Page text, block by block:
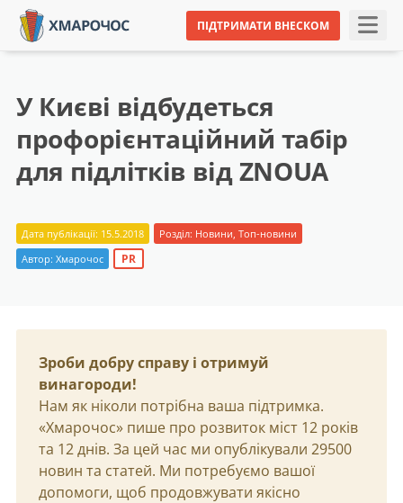
ПІДТРИМАТИ ВНЕСКОМ
У Києві відбудеться
профорієнтаційний табір
для підлітків від ZNOUA
Дата публікації: 15.5.2018 Розділ: Новини, Топ-новини
Автор: Хмарочос PR
Зроби добру справу і отримуй
винагороди!
Нам як ніколи потрібна ваша підтримка.
«Хмарочос» пише про розвиток міст 12 років
та 12 днів. За цей час ми опублікували 29500
новин та статей. Ми потребуємо вашої
допомоги, щоб продовжувати якісно